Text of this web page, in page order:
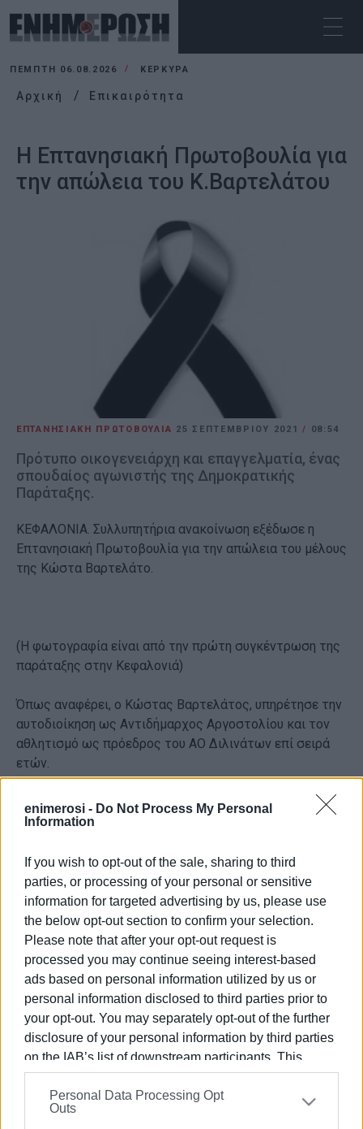
enimerosi - Do Not Process My Personal
Information
If you wish to opt-out of the sale, sharing to third
parties, or processing of your personal or sensitive
information for targeted advertising by us, please use
the below opt-out section to confirm your selection.
Please note that after your opt-out request is
processed you may continue seeing interest-based
ads based on personal information utilized by us or
personal information disclosed to third parties prior to
your opt-out. You may separately opt-out of the further
disclosure of your personal information by third parties
on the IAB’s list of downstream participants. This
information may also be disclosed by us to third parties
on theIAB’s List of Downstream Participants
that may
further disclose it to other third parties.
Personal Data Processing Opt
Outs
ΠΈΜΠΤΗ 06.08.2026 ΚΕΡΚΥΡΑ
Αρχική Επικαιρότητα
Η Επτανησιακή Πρωτοβουλία για
την απώλεια του Κ.Βαρτελάτου
ΕΠΤΑΝΗΣΙΑΚΗ ΠΡΩΤΟΒΟΥΛΙΑ 25 ΣΕΠΤΕΜΒΡΊΟΥ 2021/ 08:54
Πρότυπο οικογενειάρχη και επαγγελματία, ένας
σπουδαίος αγωνιστής της Δημοκρατικής
Παράταξης.
ΚΕΦΑΛΟΝΙΑ. Συλλυπητήρια ανακοίνωση εξέδωσε η
Επτανησιακή Πρωτοβουλία για την απώλεια του μέλους
της Κώστα Βαρτελάτο.
(Η φωτογραφία είναι από την πρώτη συγκέντρωση της
παράταξης στην Κεφαλονιά)
Όπως αναφέρει, ο Κώστας Βαρτελάτος, υπηρέτησε την
αυτοδιοίκηση ως Αντιδήμαρχος Αργοστολίου και τον
αθλητισμό ως πρόεδρος του ΑΟ Διλινάτων επί σειρά
ετών.
Πρότυπο οικογενειάρχη και επαγγελματία, ένας
σπουδαίος αγωνιστής της Δημοκρατικής Παράταξης.
πίστη στις αξίες του κινήματος.
Θα θυμόμαστε πάντα έναν γνήσιο αγωνιστή.
Θα μας λείψει το ήθος και η ευγένειά του.
Συλλυπητήρια στους οικείους του και την οικογένεια
του.
Εμφανίσεις: 96
Ακολουθήστε το enimerosi στοFacebook
Συνδρομητές στο e-paper